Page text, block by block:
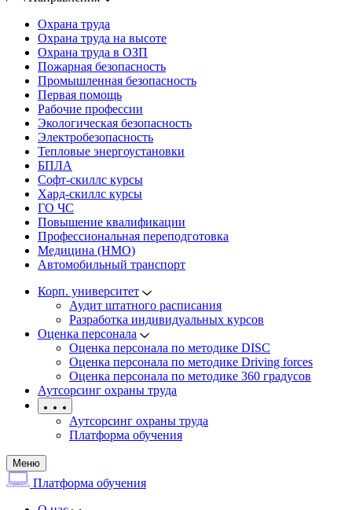
Охрана труда
Охрана труда на высоте
Охрана труда в ОЗП
Пожарная безопасность
Промышленная безопасность
Первая помощь
Рабочие профессии
Экологическая безопасность
Электробезопасность
Тепловые энергоустановки
БПЛА
Софт-скиллс курсы
Хард-скиллс курсы
ГО ЧС
Повышение квалификации
Профессиональная переподготовка
Медицина (НМО)
Автомобильный транспорт
Корп. университет
Аудит штатного расписания
Разработка индивидуальных курсов
Оценка персонала
Оценка персонала по методике DISC
Оценка персонала по методике Driving forces
Оценка персонала по методике 360 градусов
Аутсорсинг охраны труда
Аутсорсинг охраны труда
Платформа обучения
Меню
Платформа обучения